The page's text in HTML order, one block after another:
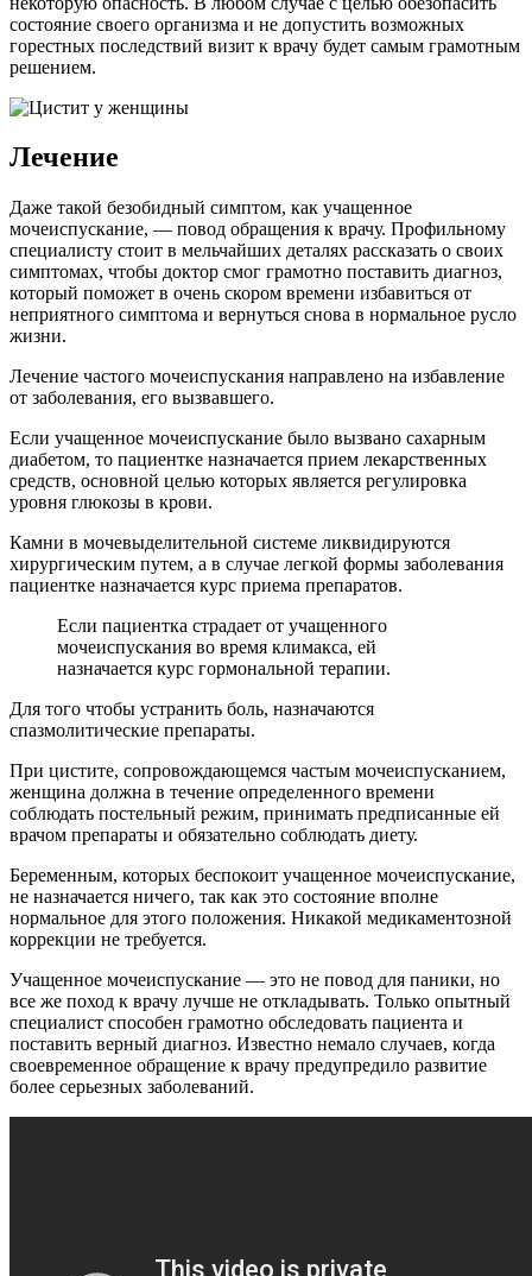
состояние своего организма и не допустить возможных
горестных последствий визит к врачу будет самым грамотным
решением.
Лечение
Даже такой безобидный симптом, как учащенное
мочеиспускание, — повод обращения к врачу. Профильному
специалисту стоит в мельчайших деталях рассказать о своих
симптомах, чтобы доктор смог грамотно поставить диагноз,
который поможет в очень скором времени избавиться от
неприятного симптома и вернуться снова в нормальное русло
жизни.
Лечение частого мочеиспускания направлено на избавление
от заболевания, его вызвавшего.
Если учащенное мочеиспускание было вызвано сахарным
диабетом, то пациентке назначается прием лекарственных
средств, основной целью которых является регулировка
уровня глюкозы в крови.
Камни в мочевыделительной системе ликвидируются
хирургическим путем, а в случае легкой формы заболевания
пациентке назначается курс приема препаратов.
Если пациентка страдает от учащенного
мочеиспускания во время климакса, ей
назначается курс гормональной терапии.
Для того чтобы устранить боль, назначаются
спазмолитические препараты.
При цистите, сопровождающемся частым мочеиспусканием,
женщина должна в течение определенного времени
соблюдать постельный режим, принимать предписанные ей
врачом препараты и обязательно соблюдать диету.
Беременным, которых беспокоит учащенное мочеиспускание,
не назначается ничего, так как это состояние вполне
нормальное для этого положения. Никакой медикаментозной
коррекции не требуется.
Учащенное мочеиспускание — это не повод для паники, но
все же поход к врачу лучше не откладывать. Только опытный
специалист способен грамотно обследовать пациента и
поставить верный диагноз. Известно немало случаев, когда
своевременное обращение к врачу предупредило развитие
более серьезных заболеваний.